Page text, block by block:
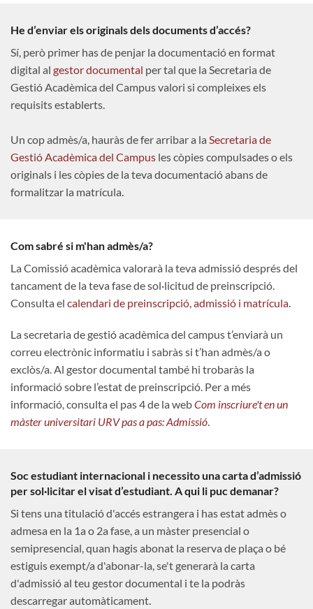
He d’enviar els originals dels documents d’accés?
Sí, però primer has de penjar la documentació en format
digital al gestor documental per tal que la Secretaria de
Gestió Acadèmica del Campus valori si compleixes els
requisits establerts.
Un cop admès/a, hauràs de fer arribar a la Secretaria de
Gestió Acadèmica del Campus les còpies compulsades o els
originals i les còpies de la teva documentació abans de
formalitzar la matrícula.
Com sabré si m'han admès/a?
La Comissió acadèmica valorarà la teva admissió després del
tancament de la teva fase de sol·licitud de preinscripció.
Consulta el calendari de preinscripció, admissió i matrícula.
La secretaria de gestió acadèmica del campus t’enviarà un
correu electrònic informatiu i sabràs si t’han admès/a o
exclòs/a. Al gestor documental també hi trobaràs la
informació sobre l’estat de preinscripció. Per a més
informació, consulta el pas 4 de la webCom inscriure't en un
màster universitari URV pas a pas: Admissió.
Soc estudiant internacional i necessito una carta d’admissió
per sol·licitar el visat d’estudiant. A qui li puc demanar?
Si tens una titulació d'accés estrangera i has estat admès o
admesa en la 1a o 2a fase, a un màster presencial o
semipresencial, quan hagis abonat la reserva de plaça o bé
estiguis exempt/a d'abonar-la, se't generarà la carta
d'admissió al teu gestor documental i te la podràs
descarregar automàticament.